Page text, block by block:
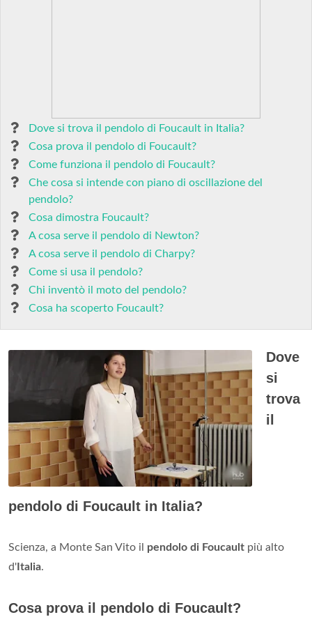
Dove si trova il pendolo di Foucault in Italia?
Cosa prova il pendolo di Foucault?
Come funziona il pendolo di Foucault?
Che cosa si intende con piano di oscillazione del
pendolo?
Cosa dimostra Foucault?
A cosa serve il pendolo di Newton?
A cosa serve il pendolo di Charpy?
Come si usa il pendolo?
Chi inventò il moto del pendolo?
Cosa ha scoperto Foucault?
Dove
si
trova
il
pendolo di Foucault in Italia?
Scienza, a Monte San Vito il pendolo di Foucault più alto
d' Italia.
Cosa prova il pendolo di Foucault?